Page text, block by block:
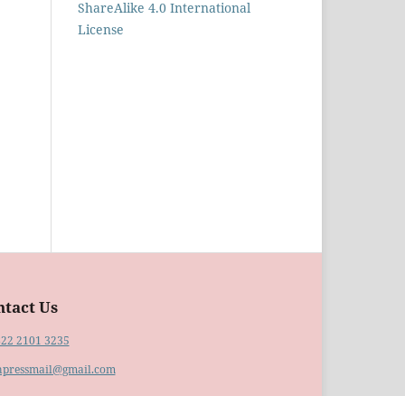
ShareAlike 4.0 International
License
Us
2101 3235